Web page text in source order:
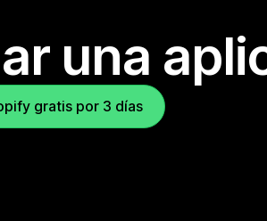
una
gratis por 3 días